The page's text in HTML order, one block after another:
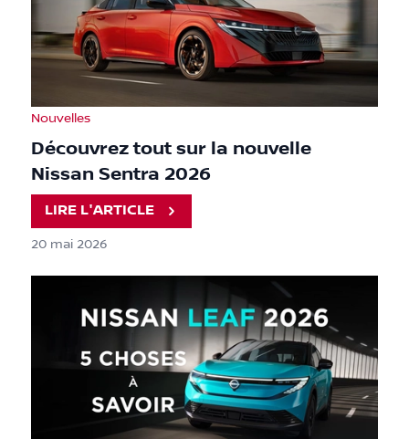
Nouvelles
Découvrez tout sur la nouvelle
Nissan Sentra 2026
LIRE L'ARTICLE
20 mai 2026